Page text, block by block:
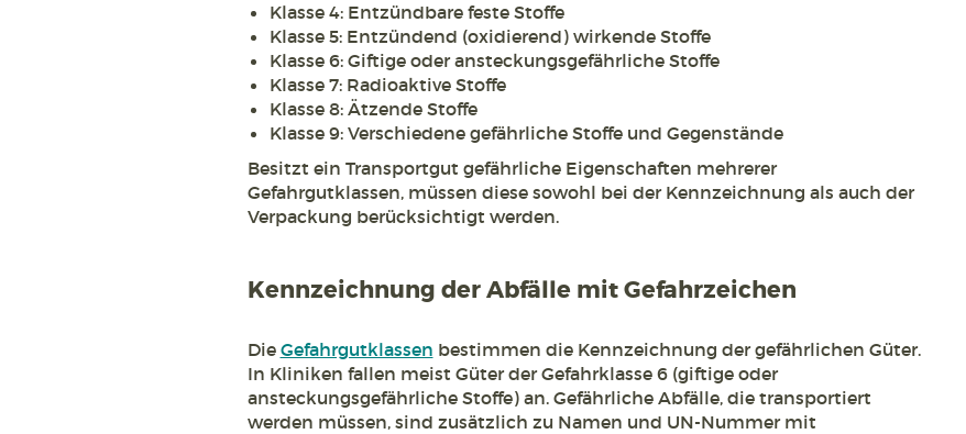
Klasse 4: Entzündbare feste Stoffe
Klasse 5: Entzündend (oxidierend) wirkende Stoffe
Klasse 6: Giftige oder ansteckungsgefährliche Stoffe
Klasse 7: Radioaktive Stoffe
Klasse 8: Ätzende Stoffe
Klasse 9: Verschiedene gefährliche Stoffe und Gegenstände
Besitzt ein Transportgut gefährliche Eigenschaften mehrerer
Gefahrgutklassen, müssen diese sowohl bei der Kennzeichnung als auch der
Verpackung berücksichtigt werden.
Kennzeichnung der Abfälle mit Gefahrzeichen
Die Gefahrgutklassen bestimmen die Kennzeichnung der gefährlichen Güter.
In Kliniken fallen meist Güter der Gefahrklasse 6 (giftige oder
ansteckungsgefährliche Stoffe) an. Gefährliche Abfälle, die transportiert
werden müssen, sind zusätzlich zu Namen und UN-Nummer mit